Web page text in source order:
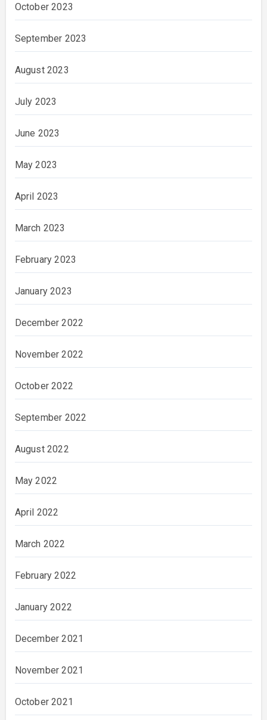
October 2023
September 2023
August 2023
July 2023
June 2023
May 2023
April 2023
March 2023
February 2023
January 2023
December 2022
November 2022
October 2022
September 2022
August 2022
May 2022
April 2022
March 2022
February 2022
January 2022
December 2021
November 2021
October 2021